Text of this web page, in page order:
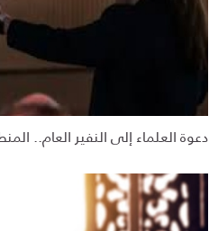
دعوة العلماء إلى النفير العام..